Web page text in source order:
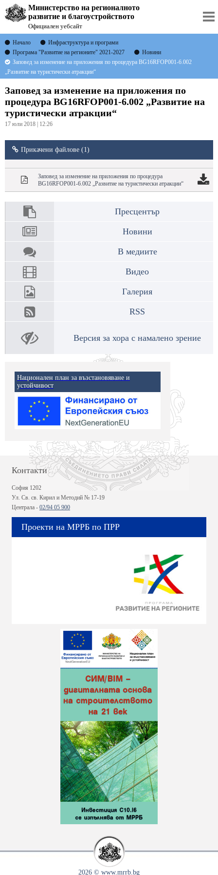
Министерство на регионалното
развитие и благоустройството
Официален уебсайт
Начало
Инфраструктура и програми
Програма "Развитие на регионите" 2021-2027
Новини
Заповед за изменение на приложения по процедура BG16RFOP001-6.002
„Развитие на туристически атракции“
Заповед за изменение на приложения по
процедура BG16RFOP001-6.002 „Развитие на
туристически атракции“
17 юли 2018 | 12:26
Прикачени файлове (1)
Заповед за изменение на приложения по процедура
BG16RFOP001-6.002 „Развитие на туристически атракции“
Пресцентър
Новини
В медиите
Видео
Галерия
RSS
Версия за хора с намалено зрение
Национален план за възстановяване и
устойчивост
Контакти
София 1202
Ул. Св. св. Кирил и Методий № 17-19
Централа - 02/94 05 900
Проекти на МРРБ по ПРР
2026 © www.mrrb.bg